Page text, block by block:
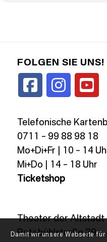
FOLGEN SIE UNS!
Telefonische
0711 – 99 88 98 18
Mo+Di+Fr | 10 – 14
Mi+Do | 14 – 18 Uhr
Ticketshop
Theater der Altstadt
Rotebühlstraße 89
Damit wir unsere Webseite